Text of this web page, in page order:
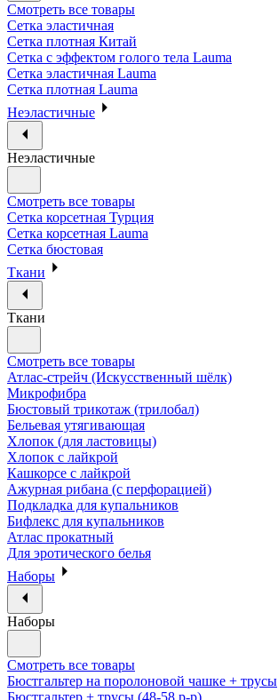
Смотреть все товары
Сетка эластичная
Сетка плотная Китай
Сетка с эффектом голого тела Lauma
Сетка эластичная Lauma
Сетка плотная Lauma
Неэластичные
Неэластичные
Смотреть все товары
Сетка корсетная Турция
Сетка корсетная Lauma
Сетка бюстовая
Ткани
Ткани
Смотреть все товары
Атлас-стрейч (Искусственный шёлк)
Микрофибра
Бюстовый трикотаж (трилобал)
Бельевая утягивающая
Хлопок (для ластовицы)
Хлопок с лайкрой
Кашкорсе с лайкрой
Ажурная рибана (с перфорацией)
Подкладка для купальников
Бифлекс для купальников
Атлас прокатный
Для эротического белья
Наборы
Наборы
Смотреть все товары
Бюстгальтер на поролоновой чашке + трусы
Бюстгальтер + трусы (48-58 р-р)